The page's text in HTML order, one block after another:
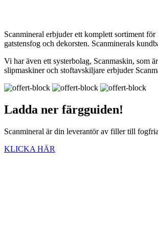
Scanmineral erbjuder ett komplett sortiment
gatstensfog och dekorsten. Scanminerals
Vi har även ett systerbolag, Scanmaskin, som
slipmaskiner och stoftavskiljare erbjuder
Ladda ner färgguiden!
Scanmineral är din leverantör av filler till
KLICKA HÄR